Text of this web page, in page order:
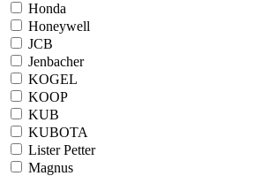
Honda
Honeywell
JCB
Jenbacher
KOGEL
KOOP
KUB
KUBOTA
Lister Petter
Magnus